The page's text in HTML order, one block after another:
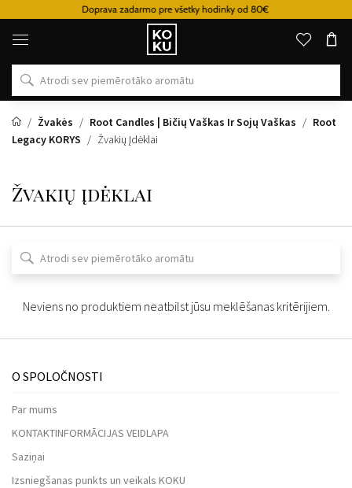
Doprava zadarmo pre všetky hodinky od 80€
Oriģinālie
parfimērijas
izstrādājumi
un
pulksteņi
vietā
Žvakės
Root Candles | Bičių Vaškas Ir Sojų Vaškas
Root
Legacy KORYS
Žvakių Įdėklai
Žvakių įdėklai
Neviens no produktiem neatbilst jūsu meklēšanas kritērijiem.
O SPOLOČNOSTI
Par mums
KONTAKTINFORMĀCIJAS VEIDLAPA
Saziņai
Izsniegšanas punkts un veikals KOKU